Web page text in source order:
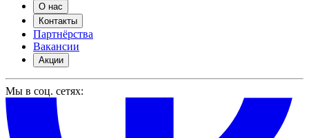
О нас
Контакты
Партнёрства
Вакансии
Акции
Мы в соц. сетях: